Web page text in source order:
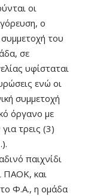
οι
ο
του
σε
υφίσταται
ενώ οι
συμμετοχή
όργανο με
τρεις (3)
παιχνίδι
ΠΑΟΚ, και
Φ.Α., η ομάδα